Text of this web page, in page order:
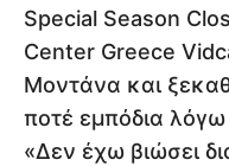
Special Season
Center Greece
Μοντάνα και
ποτέ εμπόδια
«Δεν έχω βιώσει